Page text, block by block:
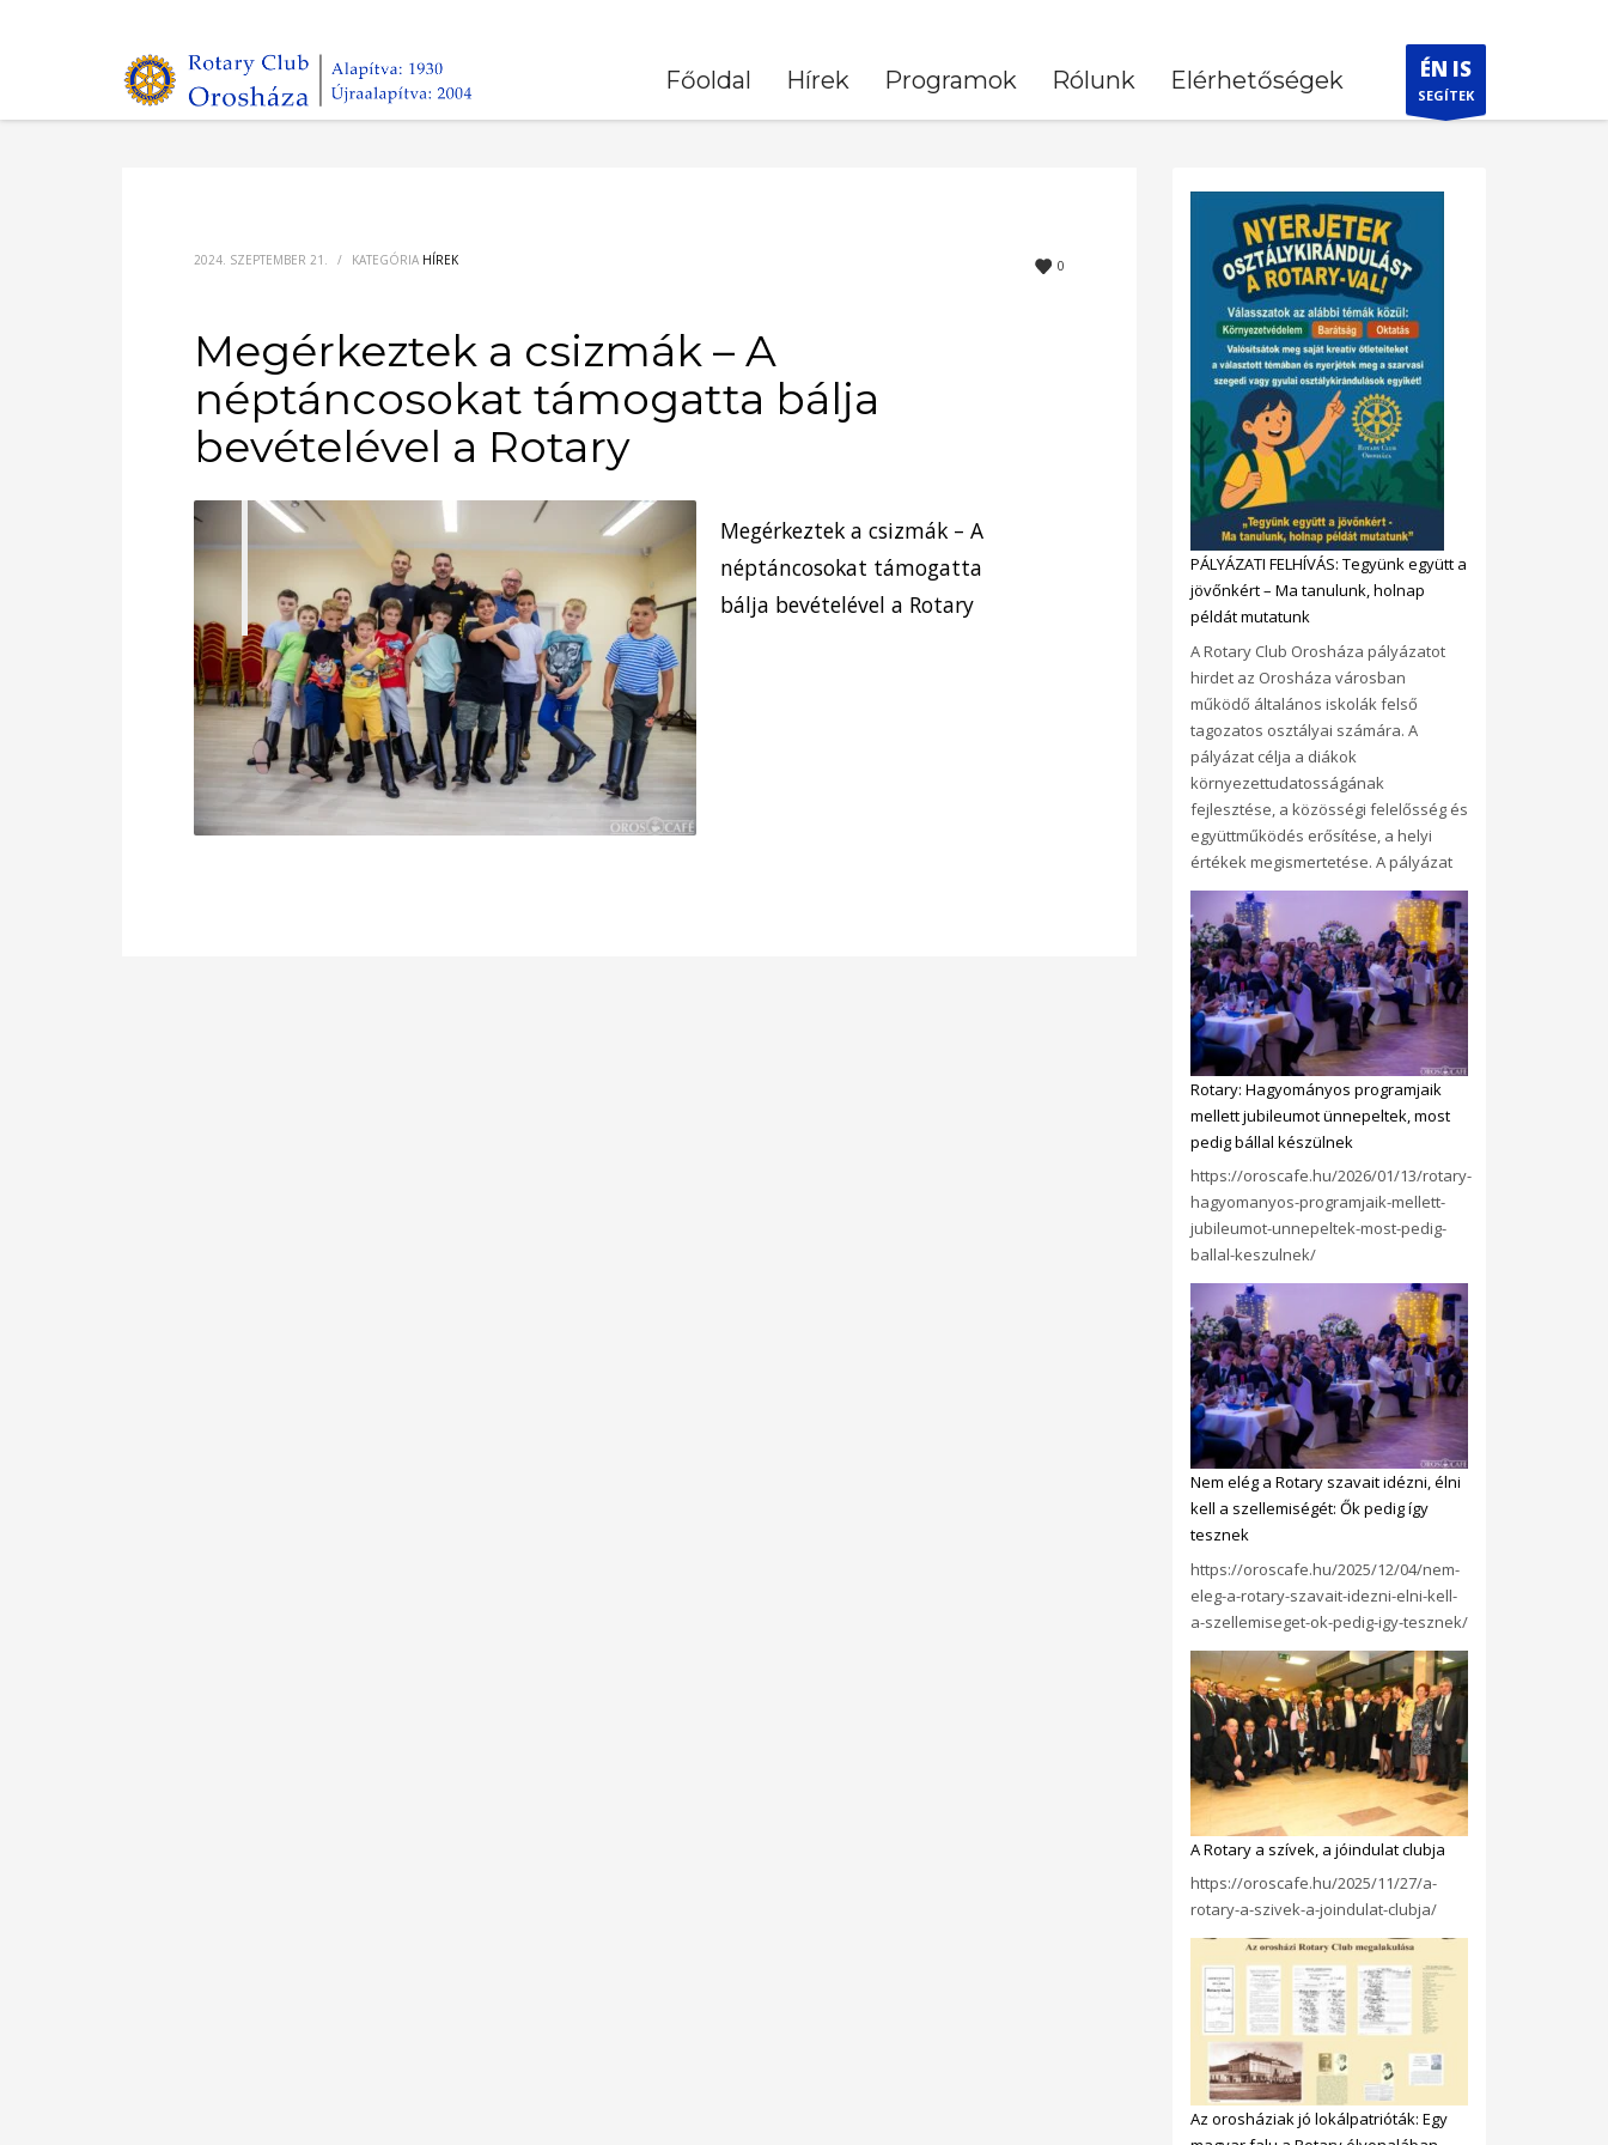
Főoldal Hírek Programok Rólunk Elérhetőségek ÉN IS
SEGÍTEK
0
2024. SZEPTEMBER 21. / KATEGÓRIA HÍREK
Megérkeztek a csizmák – A
néptáncosokat támogatta bálja
bevételével a Rotary
Megérkeztek a csizmák – A
néptáncosokat támogatta
bálja bevételével a Rotary
PÁLYÁZATI FELHÍVÁS: Tegyünk együtt a
jövőnkért – Ma tanulunk, holnap
példát mutatunk
A Rotary Club Orosháza pályázatot
hirdet az Orosháza városban
működő általános iskolák felső
tagozatos osztályai számára. A
pályázat célja a diákok
környezettudatosságának
fejlesztése, a közösségi felelősség és
együttműködés erősítése, a helyi
értékek megismertetése. A pályázat
Rotary: Hagyományos programjaik
mellett jubileumot ünnepeltek, most
pedig bállal készülnek
https://oroscafe.hu/2026/01/13/rotary-
hagyomanyos-programjaik-mellett-
jubileumot-unnepeltek-most-pedig-
ballal-keszulnek/
Nem elég a Rotary szavait idézni, élni
kell a szellemiségét: Ők pedig így
tesznek
https://oroscafe.hu/2025/12/04/nem-
eleg-a-rotary-szavait-idezni-elni-kell-
a-szellemiseget-ok-pedig-igy-tesznek/
A Rotary a szívek, a jóindulat clubja
https://oroscafe.hu/2025/11/27/a-
rotary-a-szivek-a-joindulat-clubja/
Az orosháziak jó lokálpatrióták: Egy